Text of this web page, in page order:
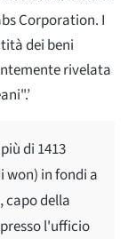
Corporation. I
dei beni
rivelata
di 1413
won) in fondi a
capo della
l'ufficio